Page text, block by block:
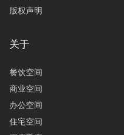
版权声明
关于
餐饮空间
商业空间
办公空间
住宅空间